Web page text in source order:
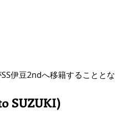
伊豆2ndへ移籍することと
SUZUKI)